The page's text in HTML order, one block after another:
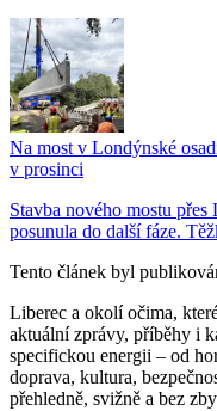
Na most v Londýnské
v prosinci
Stavba nového mostu
posunula do další fáze.
Tento článek byl
Liberec a okolí očima,
aktuální zprávy, příběhy i
specifickou energii – od
doprava, kultura,
přehledně, svižně a bez